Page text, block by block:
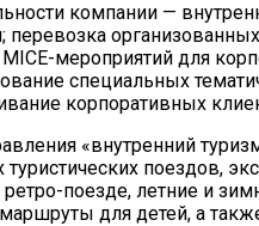
компании —
мероприятий для
специальных
корпоративных
«внутренний
поездов,
ретро-поезде, летние и
для детей, а